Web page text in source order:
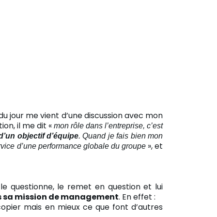
jour me vient d’une discussion avec mon
il me dit « mon rôle dans l’entreprise, c’est
objectif d’équipe. Quand je fais bien mon
d’une performance globale du groupe», et
questionne, le remet en question et lui
mission de management. En effet :
mais en mieux ce que font d’autres